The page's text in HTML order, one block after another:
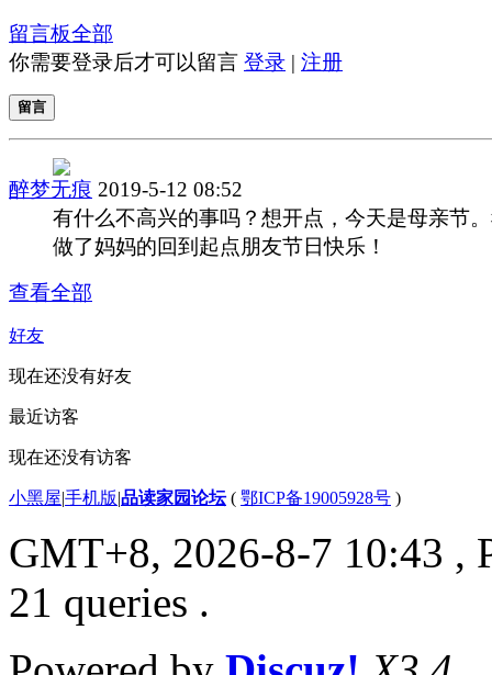
留言板全部
你需要登录后才可以留言 登录 | 注册
留言
醉梦无痕 2019-5-12 08:52
有什么不高兴的事吗？想开点，今天是母亲节
做了妈妈的回到起点朋友节日快乐！
查看全部
好友
现在还没有好友
最近访客
现在还没有访客
小黑屋|手机版|品读家园论坛( 鄂ICP备19005928号 )
GMT+8, 2026-8-7 10:43 ,
21 queries .